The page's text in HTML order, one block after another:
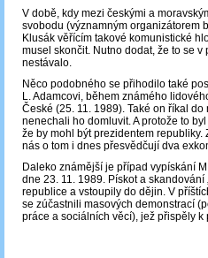
V době, kdy mezi českými a
svobodu (významným organizátorem
Klusák věřícím takové komunistické
musel skončit. Nutno dodat, že to se
nestávalo.
Něco podobného se přihodilo také
L. Adamcovi, během známého
České (25. 11. 1989). Také on říkal
nenechali ho domluvit. A protože to
že by mohl být prezidentem
nás o tom i dnes přesvědčují dva
Daleko známější je případ vypískání
dne 23. 11. 1989. Pískot a
republice a vstoupily do dějin. V
se zúčastnili masových demonstrací
práce a sociálních věcí), jež přispěly